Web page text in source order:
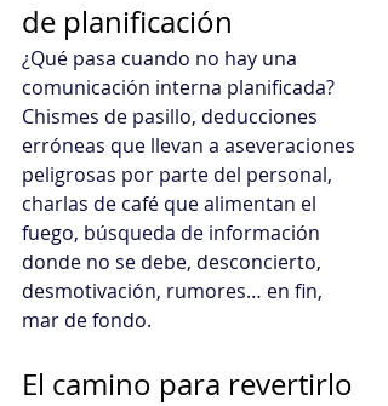
de planificación
¿Qué pasa cuando no hay una
comunicación interna planificada?
Chismes de pasillo, deducciones
erróneas que llevan a aseveraciones
peligrosas por parte del personal,
charlas de café que alimentan el
fuego, búsqueda de información
donde no se debe, desconcierto,
desmotivación, rumores… en fin,
mar de fondo.
El camino para revertirlo